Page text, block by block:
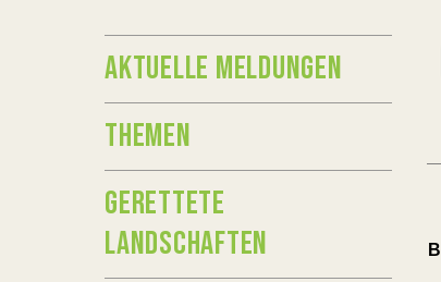
AKTUELLE MELDUNGEN
THEMEN
GERETTETE
LANDSCHAFTEN